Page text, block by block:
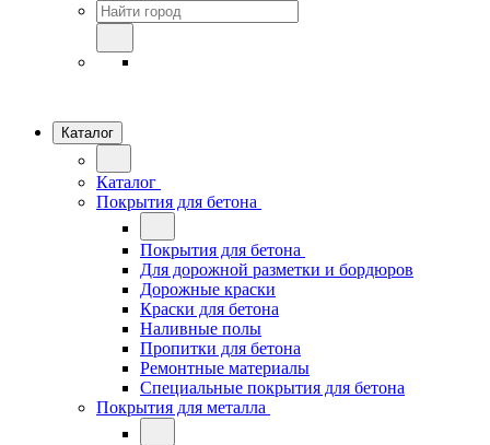
Каталог
Каталог
Покрытия для бетона
Покрытия для бетона
Для дорожной разметки и бордюров
Дорожные краски
Краски для бетона
Наливные полы
Пропитки для бетона
Ремонтные материалы
Специальные покрытия для бетона
Покрытия для металла